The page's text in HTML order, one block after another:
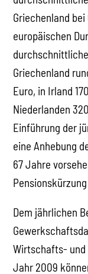
Griechenland
europäischen
Griechenland
Euro, in Irland
Niederlanden
Einführung der
eine Anhebung
67 Jahre
Dem jährlichen
Wirtschafts-
Jahr 2009